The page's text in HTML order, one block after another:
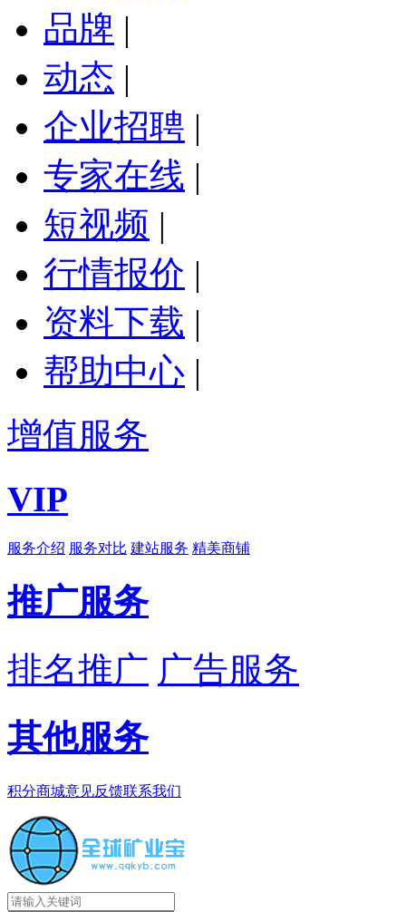
品牌 |
动态 |
企业招聘 |
专家在线 |
短视频 |
行情报价 |
资料下载 |
帮助中心 |
增值服务
VIP
服务介绍 服务对比 建站服务 精美商铺
推广服务
排名推广 广告服务
其他服务
积分商城意见反馈联系我们